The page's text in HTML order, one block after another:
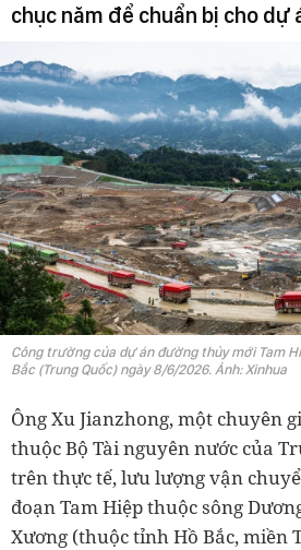
chục năm để chuẩn bị cho dự
Công trường của dự án đường thủy mới Tam
Bắc (Trung Quốc) ngày 8/6/2026. Ảnh: Xinhua
Ông Xu Jianzhong, một chuyên
thuộc Bộ Tài nguyên nước của
trên thực tế, lưu lượng vận
đoạn Tam Hiệp thuộc sông
Xương (thuộc tỉnh Hồ Bắc, miền